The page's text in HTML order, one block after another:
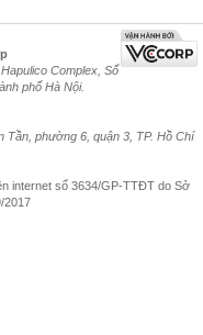
Complex, Số
phố Hà Nội.
Tần, phường 6, quận 3, TP. Hồ Chí
internet số 3634/GP-TTĐT do Sở
2017